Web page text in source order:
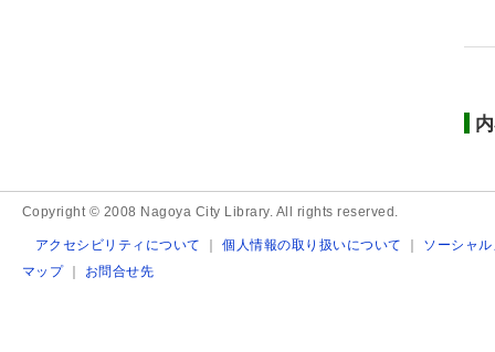
Copyright © 2008 Nagoya City Library. All rights reserved.
アクセシビリティについて ｜個人情報の取り扱いについて ｜ ソーシャ
マップ｜ お問合せ先